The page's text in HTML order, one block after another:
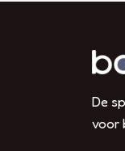
De
voor